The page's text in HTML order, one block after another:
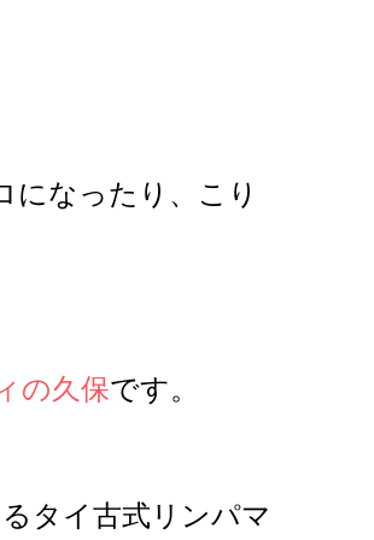
なったり、こり
の久保です。
タイ古式リンパマ